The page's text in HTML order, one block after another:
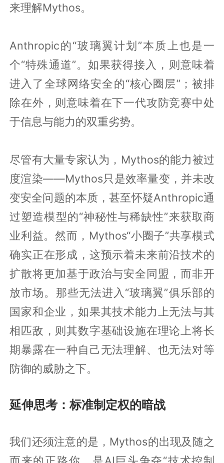
来理解Mythos。
Anthropic的“玻璃翼计划”本质上也是一
个“特殊通道”。如果获得接入，则意味着
进入了全球网络安全的“核心圈层”；被排
除在外，则意味着在下一代攻防竞赛中处
于信息与能力的双重劣势。
尽管有大量专家认为，Mythos的能力被过
度渲染——Mythos只是效率量变，并未改
变安全问题的本质，甚至怀疑Anthropic通
过塑造模型的“神秘性与稀缺性”来获取商
业利益。然而，Mythos“小圈子”共享模式
确实正在形成，这预示着未来前沿技术的
扩散将更加基于政治与安全同盟，而非开
放市场。那些无法进入“玻璃翼”俱乐部的
国家和企业，如果其技术能力上无法与其
相匹敌，则其数字基础设施在理论上将长
期暴露在一种自己无法理解、也无法对等
防御的威胁之下。
延伸思考：标准制定权的暗战
我们还须注意的是，Mythos的出现及随之